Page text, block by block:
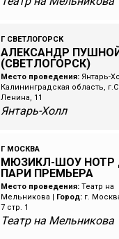
Г СВЕТЛОГОРСК
АЛЕКСАНДР
(СВЕТЛОГОРСК)
Место проведения: Янтарь-
Калининградская область,
Ленина, 11
Янтарь-Холл
Г МОСКВА
МЮЗИКЛ-ШОУ НОТР
ПАРИ ПРЕМЬЕРА
Место проведения: Театр на
Мельникова | Город: г.
7 стр. 1
Театр на Мельникова